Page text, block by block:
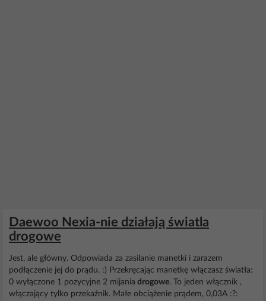
Daewoo Nexia-nie działają światla
drogowe
Jest, ale główny. Odpowiada za zasilanie manetki i zarazem
podłączenie jej do prądu. :) Przekręcając manetkę włączasz światła:
0 wyłączone 1 pozycyjne 2 mijania drogowe. To jeden włącznik ,
włączający tylko przekaźnik. Małe obciążenie prądem, 0,03A :?: